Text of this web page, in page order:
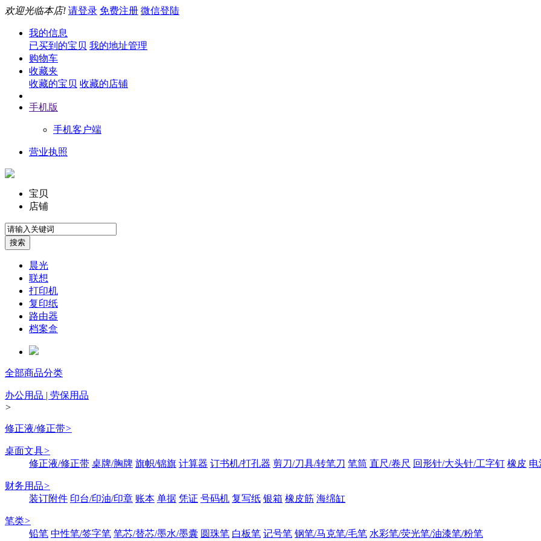
欢迎光临本店! 请登录 免费注册 微信登陆
我的信息
已买到的宝贝 我的地址管理
购物车
收藏夹
收藏的宝贝 收藏的店铺
手机版
手机客户端
营业执照
宝贝
店铺
晨光
联想
打印机
复印纸
路由器
档案盒
全部商品分类
办公用品 | 劳保用品
>
修正液/修正带>
桌面文具>
修正液/修正带 桌牌/胸牌 旗帜/锦旗 计算器 订书机/打孔器 剪刀/刀具/转笔刀 笔筒 直尺/卷尺 回形针/大头针/工字钉 橡皮 电
财务用品>
装订附件 印台/印油/印章 账本 单据 凭证 号码机 复写纸 银箱 橡皮筋 海绵缸
笔类>
铅笔 中性笔/签字笔 笔芯/替芯/墨水/墨囊 圆珠笔 白板笔 记号笔 钢笔/马克笔/毛笔 水彩笔/荧光笔/油漆笔/粉笔